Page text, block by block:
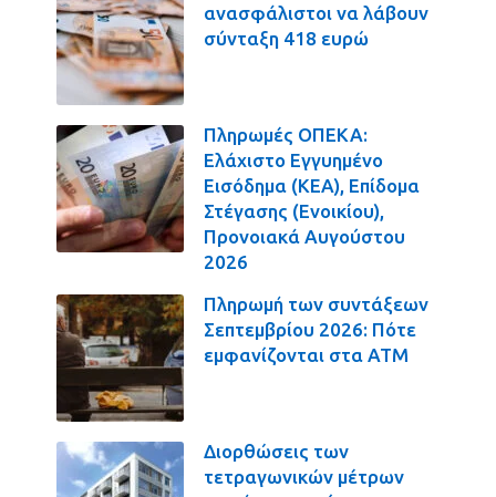
ανασφάλιστοι να λάβουν
σύνταξη 418 ευρώ
Πληρωμές ΟΠΕΚΑ:
Ελάχιστο Εγγυημένο
Εισόδημα (ΚΕΑ), Επίδομα
Στέγασης (Ενοικίου),
Προνοιακά Αυγούστου
2026
Πληρωμή των συντάξεων
Σεπτεμβρίου 2026: Πότε
εμφανίζονται στα ΑΤΜ
Διορθώσεις των
τετραγωνικών μέτρων